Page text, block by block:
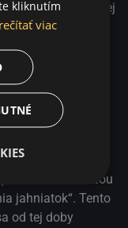
žijúcej náboženskej
ženské „Stádo“,
veku, žije
je vedené jediným
a každá z
Násťročná
paralelne
ktorá, pre
vylúčená z
možnosťou
jahniatok“. Tento
od tej doby
kliknutím
viac